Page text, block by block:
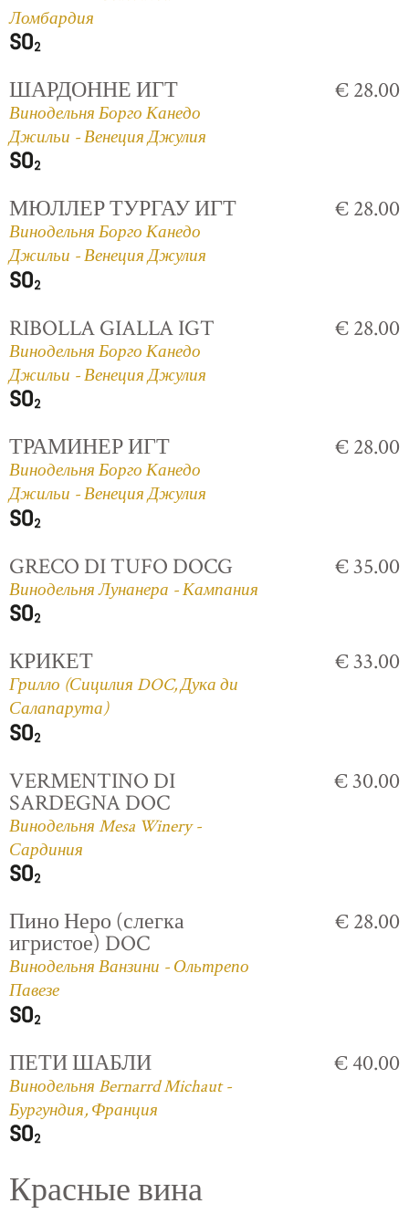
Ломбардия
ШАРДОННЕ ИГТ
Винодельня Борго Канедо
Джильи - Венеция Джулия
€ 28.00
МЮЛЛЕР ТУРГАУ ИГТ
Винодельня Борго Канедо
Джильи - Венеция Джулия
€ 28.00
RIBOLLA GIALLA IGT
Винодельня Борго Канедо
Джильи - Венеция Джулия
€ 28.00
ТРАМИНЕР ИГТ
Винодельня Борго Канедо
Джильи - Венеция Джулия
€ 28.00
GRECO DI TUFO DOCG
Винодельня Лунанера - Кампания
€ 35.00
КРИКЕТ
Грилло (Сицилия DOC, Дука ди
Салапарута)
€ 33.00
VERMENTINO DI
SARDEGNA DOC
Винодельня Mesa Winery -
Сардиния
€ 30.00
Пино Неро (слегка
игристое) DOC
Винодельня Ванзини - Ольтрепо
Павезе
€ 28.00
ПЕТИ ШАБЛИ
Винодельня Bernarrd Michaut -
Бургундия, Франция
€ 40.00
Красные вина